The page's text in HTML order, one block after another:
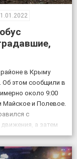
в Крыму
этом сообщили в
около 9:00
и Полевое.
с
а затем